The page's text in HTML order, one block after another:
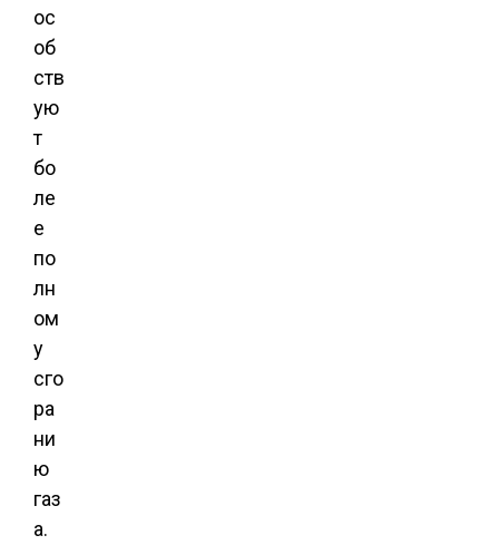
ос
об
ств
ую
т
бо
ле
е
по
лн
ом
у
сго
ра
ни
ю
газ
а.